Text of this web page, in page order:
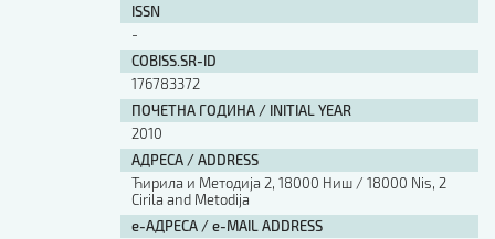
ISSN
-
COBISS.SR-ID
176783372
ПОЧЕТНА ГОДИНА / INITIAL YEAR
2010
АДРЕСА / ADDRESS
Ћирила и Методија 2, 18000 Ниш / 18000 Nis, 2
Cirila and Metodija
е-АДРЕСА / e-MAIL ADDRESS